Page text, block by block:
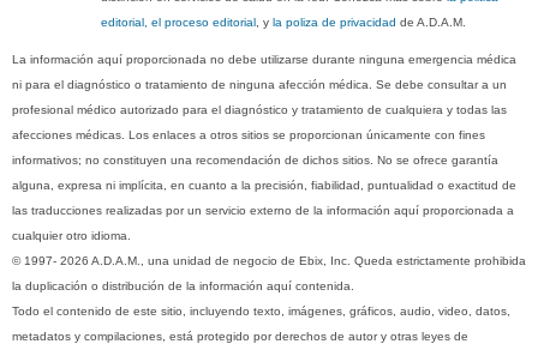
editorial, el proceso editorial , yla poliza de privacidad de A.D.A.M.
La información aquí proporcionada no debe utilizarse durante ninguna emergencia médica
ni para el diagnóstico o tratamiento de ninguna afección médica. Se debe consultar a un
profesional médico autorizado para el diagnóstico y tratamiento de cualquiera y todas las
afecciones médicas. Los enlaces a otros sitios se proporcionan únicamente con fines
informativos; no constituyen una recomendación de dichos sitios. No se ofrece garantía
alguna, expresa ni implícita, en cuanto a la precisión, fiabilidad, puntualidad o exactitud de
las traducciones realizadas por un servicio externo de la información aquí proporcionada a
cualquier otro idioma.
© 1997- 2026 A.D.A.M., una unidad de negocio de Ebix, Inc. Queda estrictamente prohibida
la duplicación o distribución de la información aquí contenida.
Todo el contenido de este sitio, incluyendo texto, imágenes, gráficos, audio, video, datos,
metadatos y compilaciones, está protegido por derechos de autor y otras leyes de